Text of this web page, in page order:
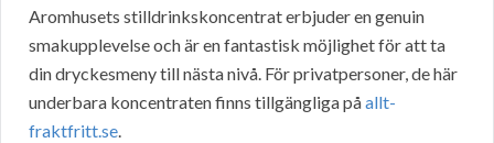
Aromhusets stilldrinkskoncentrat erbjuder en genuin
smakupplevelse och är en fantastisk möjlighet för att ta
din dryckesmeny till nästa nivå. För privatpersoner, de här
underbara koncentraten finns tillgängliga påallt-
fraktfritt.se.